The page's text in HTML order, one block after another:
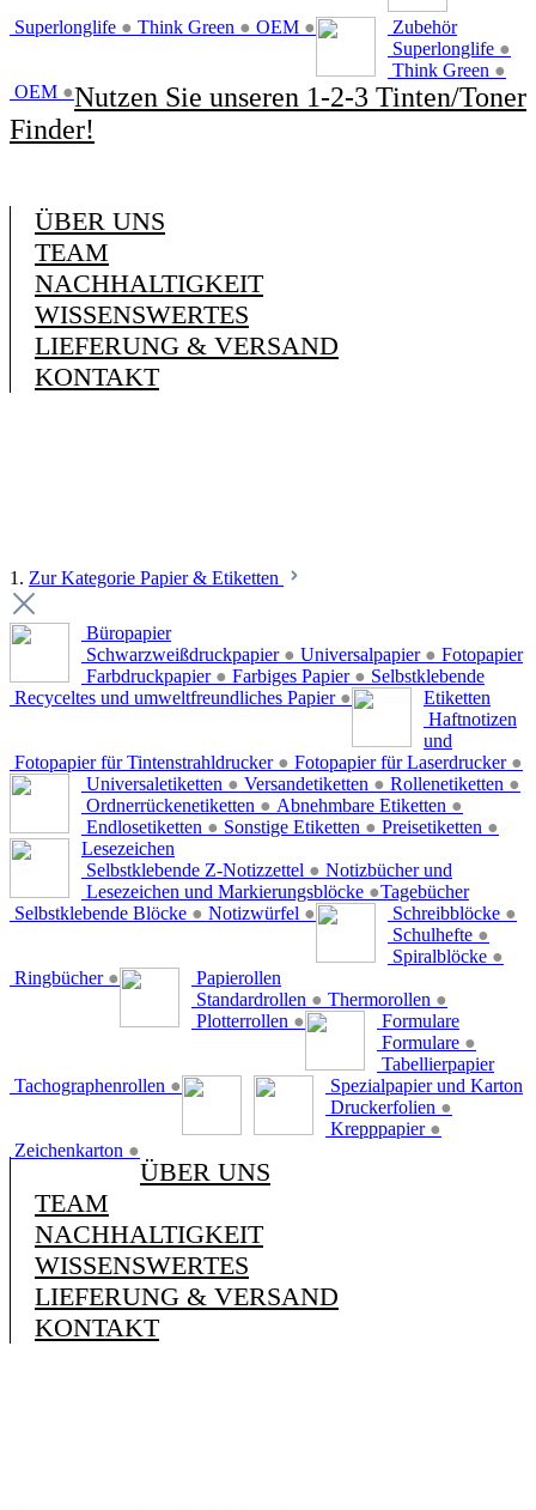
Superlonglife ● Think Green ● OEM ●
Zubehör
Superlonglife ●
Think Green ●
OEM ●Nutzen Sie unseren 1-2-3 Tinten/Toner
Finder!
ÜBER UNS
TEAM
NACHHALTIGKEIT
WISSENSWERTES
LIEFERUNG & VERSAND
KONTAKT
1. Zur Kategorie Papier & Etiketten
Büropapier
Schwarzweißdruckpapier ● Universalpapier ●
Farbdruckpapier ● Farbiges Papier ●
Recyceltes und umweltfreundliches Papier ●
Fotopapier
Fotopapier für Tintenstrahldrucker ● Fotopapier für Laserdrucker ●
Selbstklebende
Etiketten
Universaletiketten ● Versandetiketten ● Rollenetiketten ●
Ordnerrückenetiketten ● Abnehmbare Etiketten ●
Endlosetiketten ● Sonstige Etiketten ● Preisetiketten ●
Haftnotizen
und
Lesezeichen
Selbstklebende Z-Notizzettel ●
Lesezeichen und Markierungsblöcke ●
Selbstklebende Blöcke ● Notizwürfel ●
Notizbücher und
Tagebücher
Schreibblöcke ●
Schulhefte ●
Spiralblöcke ●
Ringbücher ●
Papierollen
Standardrollen ● Thermorollen ●
Plotterrollen ●
Formulare
Formulare ●
Tachographenrollen ●
Tabellierpapier
Spezialpapier und Karton
Druckerfolien ●
Krepppapier ●
Zeichenkarton ●
ÜBER UNS
TEAM
NACHHALTIGKEIT
WISSENSWERTES
LIEFERUNG & VERSAND
KONTAKT